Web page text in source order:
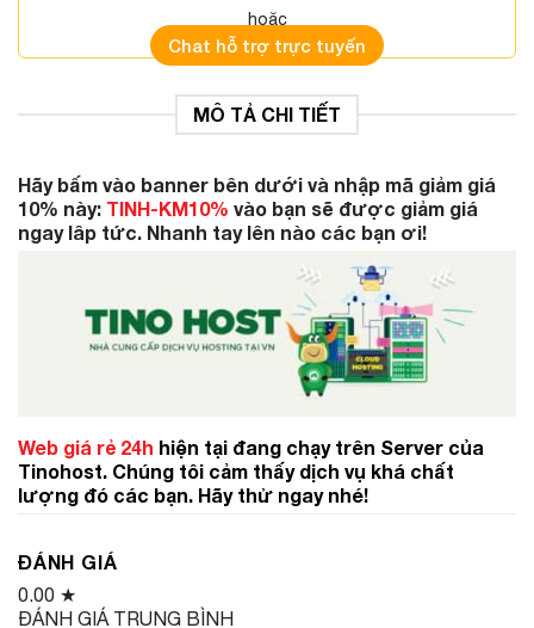
hoặc
Chat hỗ trợ trực tuyến
MÔ TẢ CHI TIẾT
Hãy bấm vào banner bên dưới và nhập mã giảm giá
10% này: TINH-KM10% vào bạn sẽ được giảm giá
ngay lâp tức. Nhanh tay lên nào các bạn ơi!
Web giá rẻ 24h hiện tại đang chạy trên Server của
Tinohost. Chúng tôi cảm thấy dịch vụ khá chất
lượng đó các bạn. Hãy thử ngay nhé!
ĐÁNH GIÁ
0.00 ★
ĐÁNH GIÁ TRUNG BÌNH